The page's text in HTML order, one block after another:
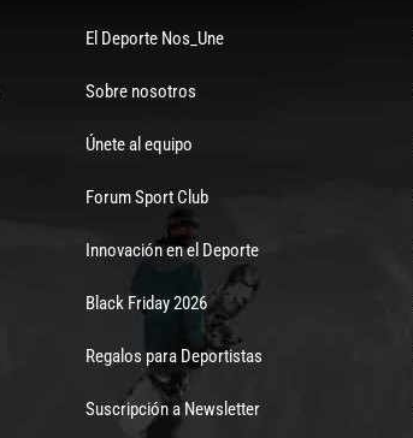
El Deporte Nos_Une
Sobre nosotros
Únete al equipo
Forum Sport Club
Innovación en el Deporte
Black Friday 2026
Regalos para Deportistas
Suscripción a Newsletter